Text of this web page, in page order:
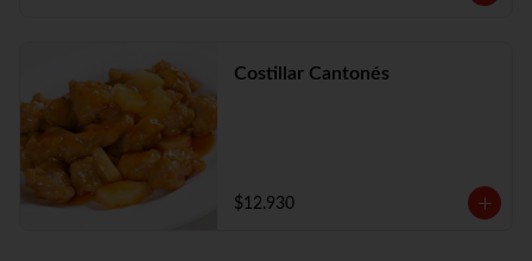
Costillar Cantonés
$12.930